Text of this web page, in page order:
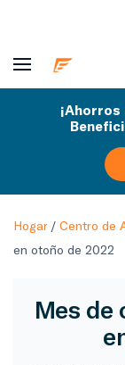
Hogar/ Centro de
en otoño de 2022
Mes de